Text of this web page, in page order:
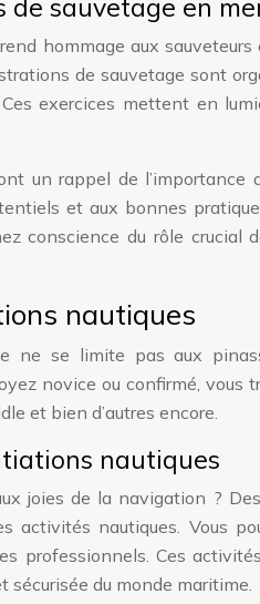
de sauvetage en
hommage aux
de sauvetage sont
exercices mettent en
un rappel de
et aux bonnes
conscience du rôle
nautiques
ne se limite pas aux
novice ou confirmé,
et bien d’autres encore.
nautiques
joies de la navigation ?
activités nautiques. Vous
professionnels. Ces
sécurisée du monde maritime.